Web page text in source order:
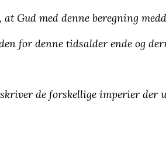
Gud med denne beregning
for denne tidsalder ende og
de forskellige imperier